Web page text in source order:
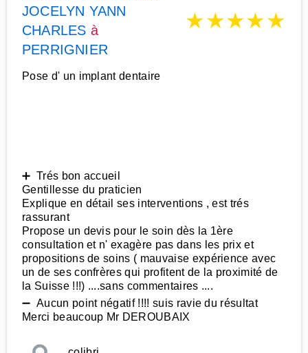
JOCELYN YANN
CHARLES à
PERRIGNIER
★★★★★
Pose d' un implant dentaire
➕ Trés bon accueil
Gentillesse du praticien
Explique en détail ses interventions , est trés
rassurant
Propose un devis pour le soin dès la 1ère
consultation et n' exagère pas dans les prix et
propositions de soins ( mauvaise expérience avec
un de ses confrères qui profitent de la proximité de
la Suisse !!!) ....sans commentaires ....
➖ Aucun point négatif !!!! suis ravie du résultat
Merci beaucoup Mr DEROUBAIX